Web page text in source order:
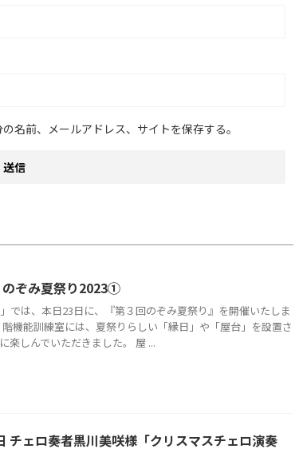
名前、メールアドレス、サイトを保存する。
ぞみ夏祭り2023①
では、本日23日に、『第３回のぞみ夏祭り』を開催いたしま
機能訓練室には、夏祭りらしい「縁日」や「屋台」を設置さ
楽しんでいただきました。 屋 ...
チェロ奏者黒川美咲様「クリスマスチェロ演奏